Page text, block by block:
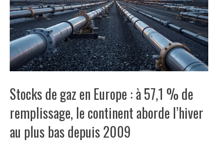
Stocks de gaz en Europe : à 57,1 % de
remplissage, le continent aborde l’hiver
au plus bas depuis 2009